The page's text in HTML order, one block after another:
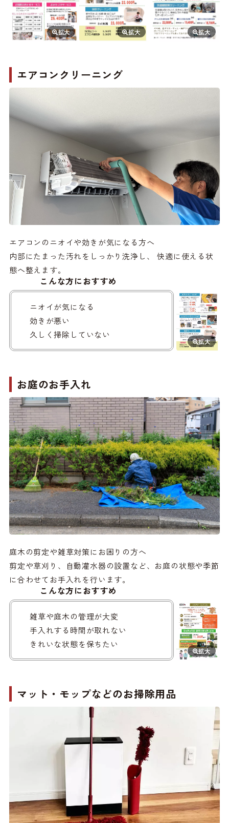
エアコンクリーニング
エアコンのニオイや効きが気になる方へ
内部にたまった汚れをしっかり洗浄し、 快適に使える状
態へ整えます。
こんな方におすすめ
ニオイが気になる
効きが悪い
久しく掃除していない
お庭のお手入れ
庭木の剪定や雑草対策にお困りの方へ
剪定や草刈り、自動灌水器の設置など、お庭の状態や季節
に合わせてお手入れを行います。
こんな方におすすめ
雑草や庭木の管理が大変
手入れする時間が取れない
きれいな状態を保ちたい
マット・ モップなどのお掃除用品